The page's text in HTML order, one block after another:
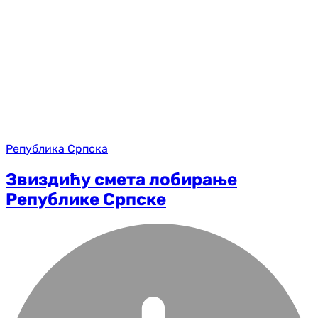
Република Српска
Звиздићу смета лобирање
Републике Српске